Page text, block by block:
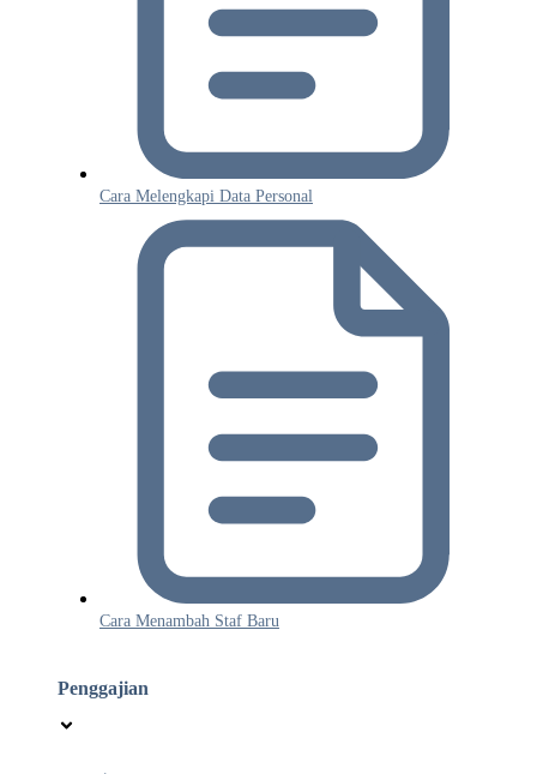
Cara Melengkapi Data Personal
Cara Menambah Staf Baru
Penggajian